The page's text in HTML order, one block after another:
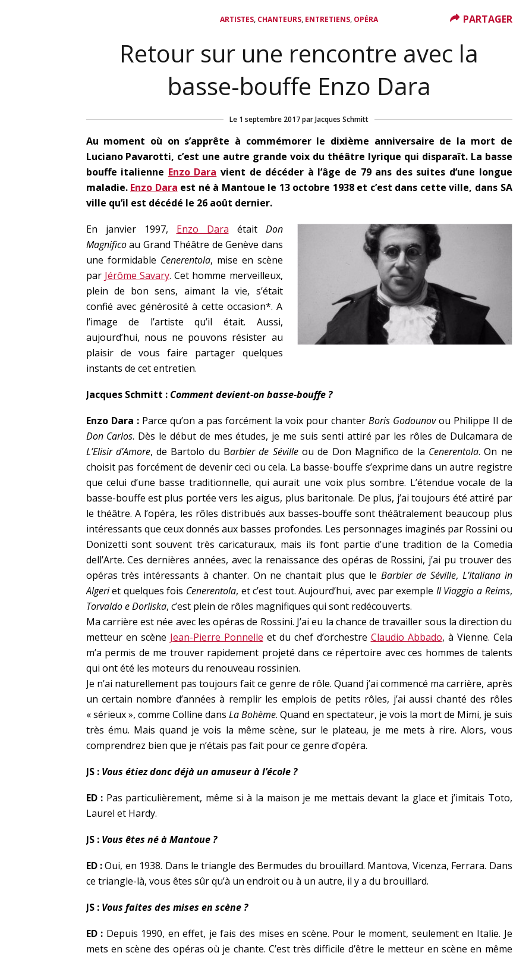
ARTISTES, CHANTEURS, ENTRETIENS, OPÉRA
Retour sur une rencontre avec la
basse-bouffe Enzo Dara
Le 1 septembre 2017parJacques Schmitt
Au moment où on s’apprête à commémorer le dixième anniversaire de la mort de
Luciano Pavarotti, c’est une autre grande voix du théâtre lyrique qui disparaît. La basse
bouffe italienne Enzo Dara vient de décéder à l’âge de 79 ans des suites d’une longue
maladie. Enzo Dara est né à Mantoue le 13 octobre 1938 et c’est dans cette ville, dans SA
ville qu’il est décédé le 26 août dernier.
En janvier 1997, Enzo Dara était Don
Magnificoau Grand Théâtre de Genève dans
une formidable Cenerentola, mise en scène
par Jérôme Savary. Cet homme merveilleux,
plein de bon sens, aimant la vie, s’était
confié avec générosité à cette occasion*. A
l’image de l’artiste qu’il était. Aussi,
aujourd’hui, nous ne pouvons résister au
plaisir de vous faire partager quelques
instants de cet entretien.
Jacques Schmitt :Comment devient-on basse-bouffe ?
Enzo Dara :Parce qu’on a pas forcément la voix pour chanter Boris Godounovou Philippe II de
Don Carlos. Dès le début de mes études, je me suis senti attiré par les rôles de Dulcamara de
L’Elisir d’Amore, de Bartolo du Barbier de Sévilleou de Don Magnifico de la Cenerentola. On ne
choisit pas forcément de devenir ceci ou cela. La basse-bouffe s’exprime dans un autre registre
que celui d’une basse traditionnelle, qui aurait une voix plus sombre. L’étendue vocale de la
basse-bouffe est plus portée vers les aigus, plus baritonale. De plus, j’ai toujours été attiré par
le théâtre. A l’opéra, les rôles distribués aux basses-bouffe sont théâtralement beaucoup plus
intéressants que ceux donnés aux basses profondes. Les personnages imaginés par Rossini ou
Donizetti sont souvent très caricaturaux, mais ils font partie d’une tradition de la Comedia
dell’Arte. Ces dernières années, avec la renaissance des opéras de Rossini, j’ai pu trouver des
opéras très intéressants à chanter. On ne chantait plus que leBarbier de Séville, L’Italiana in
Algeriet quelques fois Cenerentola, et c’est tout. Aujourd’hui, avec par exemple Il Viaggio a Reims,
Torvaldo e Dorliska, c’est plein de rôles magnifiques qui sont redécouverts.
Ma carrière est née avec les opéras de Rossini. J’ai eu la chance de travailler sous la direction du
metteur en scène Jean-Pierre Ponnelle et du chef d’orchestre Claudio Abbado, à Vienne. Cela
m’a permis de me trouver rapidement projeté dans ce répertoire avec ces hommes de talents
qui ont été les moteurs du renouveau rossinien.
Je n’ai naturellement pas toujours fait ce genre de rôle. Quand j’ai commencé ma carrière, après
un certain nombre d’années à remplir les emplois de petits rôles, j’ai aussi chanté des rôles
« sérieux », comme Colline dansLa Bohème. Quand en spectateur, je vois la mort de Mimi, je suis
très ému. Mais quand je vois la même scène, sur le plateau, je me mets à rire. Alors, vous
comprendrez bien que je n’étais pas fait pour ce genre d’opéra.
JS :Vous étiez donc déjà un amuseur à l’école ?
ED : Pas particulièrement, même si à la maison je me mettais devant la glace et j’imitais Toto,
Laurel et Hardy.
JS :Vous êtes né à Mantoue ?
ED :Oui, en 1938. Dans le triangle des Bermudes du brouillard. Mantova, Vicenza, Ferrara. Dans
ce triangle-là, vous êtes sûr qu’à un endroit ou à un autre, il y a du brouillard.
JS :Vous faites des mises en scène ?
ED : Depuis 1990, en effet, je fais des mises en scène. Pour le moment, seulement en Italie. Je
mets en scène des opéras où je chante. C’est très difficile d’être le metteur en scène en même
PARTAGER